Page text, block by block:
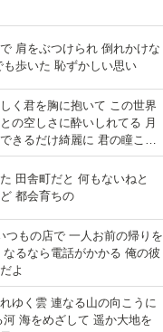
肩をぶつけられ 倒れかけな
も歩いた 恥ずかしい思い
く君を胸に抱いて この世界
の空しさに酔いしれてる 月
きるだけ綺麗に 君の瞳こば
も気づかぬほど 身も心も時
重なり合う
田舎町だと 何もないねと
都会育ちの
つもの店で 一人お前の帰りを
るなら電話がかかる 俺の彼
よ
ゆく雲 連なる山の向こうに
海をめざして 遥か大地を